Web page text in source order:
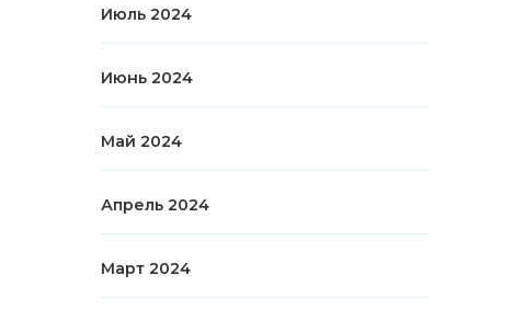
Июль 2024
Июнь 2024
Май 2024
Апрель 2024
Март 2024